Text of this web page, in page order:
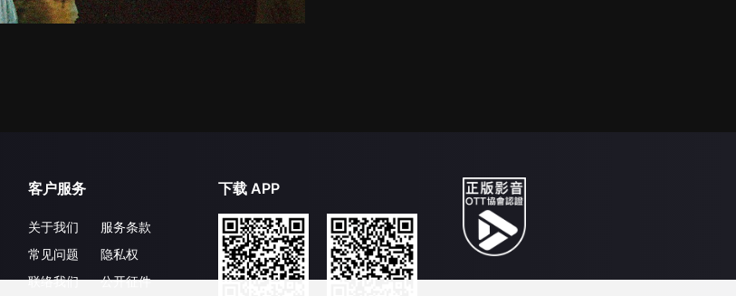
客户服务
关于我们
常见问题
联络我们
服务条款
隐私权
公开征件
下载 APP